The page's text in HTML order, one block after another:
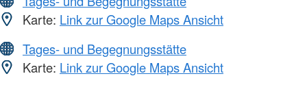
Karte: Link zur Google Maps Ansicht
Tages- und Begegnungsstätte
Karte: Link zur Google Maps Ansicht